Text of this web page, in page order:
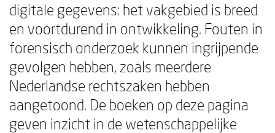
digitale gegevens: het vakgebied is breed
en voortdurend in ontwikkeling. Fouten in
forensisch onderzoek kunnen ingrijpende
gevolgen hebben, zoals meerdere
Nederlandse rechtszaken hebben
aangetoond. De boeken op deze pagina
geven inzicht in de wetenschappelijke